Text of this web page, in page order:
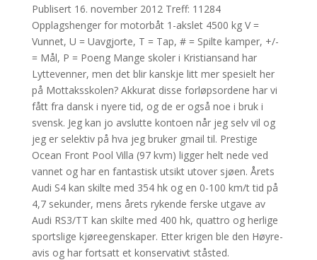
Publisert 16. november 2012 Treff: 11284
Opplagshenger for motorbåt 1-akslet 4500 kg V =
Vunnet, U = Uavgjorte, T = Tap, # = Spilte kamper, +/-
= Mål, P = Poeng Mange skoler i Kristiansand har
Lyttevenner, men det blir kanskje litt mer spesielt her
på Mottaksskolen? Akkurat disse forløpsordene har vi
fått fra dansk i nyere tid, og de er også noe i bruk i
svensk. Jeg kan jo avslutte kontoen når jeg selv vil og
jeg er selektiv på hva jeg bruker gmail til. Prestige
Ocean Front Pool Villa (97 kvm) ligger helt nede ved
vannet og har en fantastisk utsikt utover sjøen. Årets
Audi S4 kan skilte med 354 hk og en 0-100 km/t tid på
4,7 sekunder, mens årets rykende ferske utgave av
Audi RS3/TT kan skilte med 400 hk, quattro og herlige
sportslige kjøreegenskaper. Etter krigen ble den Høyre-
avis og har fortsatt et konservativt ståsted.